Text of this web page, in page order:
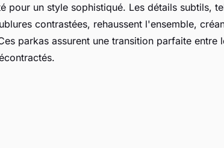
pour un style sophistiqué. Les détails subtils,
contrastées, rehaussent l'ensemble,
parkas assurent une transition parfaite entre